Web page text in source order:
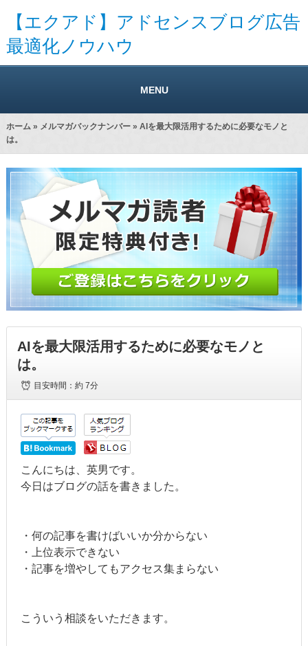
【エクアド】アドセンスブログ広告
最適化ノウハウ
MENU
ホーム» メルマガバックナンバー» AIを最大限活用するために必要なモノと
は。
AIを最大限活用するために必要なモノと
は。
目安時間：約 7分
こんにちは、英男です。
今日はブログの話を書きました。
・何の記事を書けばいいか分からない
・上位表示できない
・記事を増やしてもアクセス集まらない
こういう相談をいただきます。